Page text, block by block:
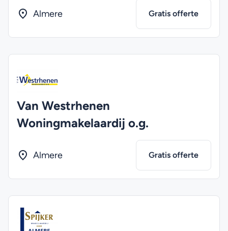
Almere Gratis offerte
Van Westrhenen
Woningmakelaardij o.g.
Almere Gratis offerte